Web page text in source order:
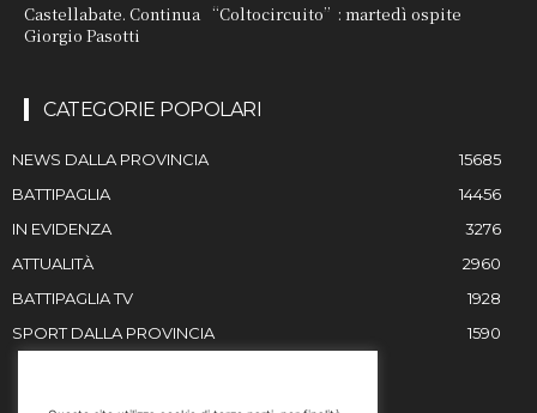
Castellabate. Continua “Coltocircuito”: martedì ospite
Giorgio Pasotti
CATEGORIE POPOLARI
NEWS DALLA PROVINCIA
15685
BATTIPAGLIA
14456
IN EVIDENZA
3276
ATTUALITÀ
2960
BATTIPAGLIA TV
1928
SPORT DALLA PROVINCIA
1590